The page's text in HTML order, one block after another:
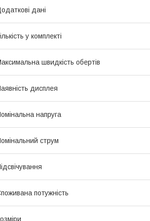
дані
у комплекті
швидкість обертів
дисплея
напруга
струм
потужність